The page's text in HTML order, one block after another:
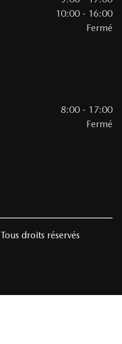
10:00 - 16:00
Fermé
8:00 - 17:00
Fermé
Tous droits réservés